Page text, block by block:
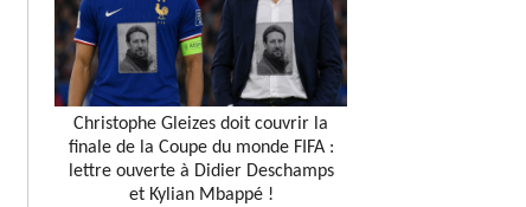
Christophe Gleizes doit couvrir la
finale de la Coupe du monde FIFA :
lettre ouverte à Didier Deschamps
et Kylian Mbappé !